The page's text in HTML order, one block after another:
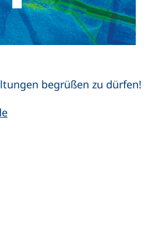
begrüßen zu dürfen!
(öffnet Ihr E-Mail-Programm)